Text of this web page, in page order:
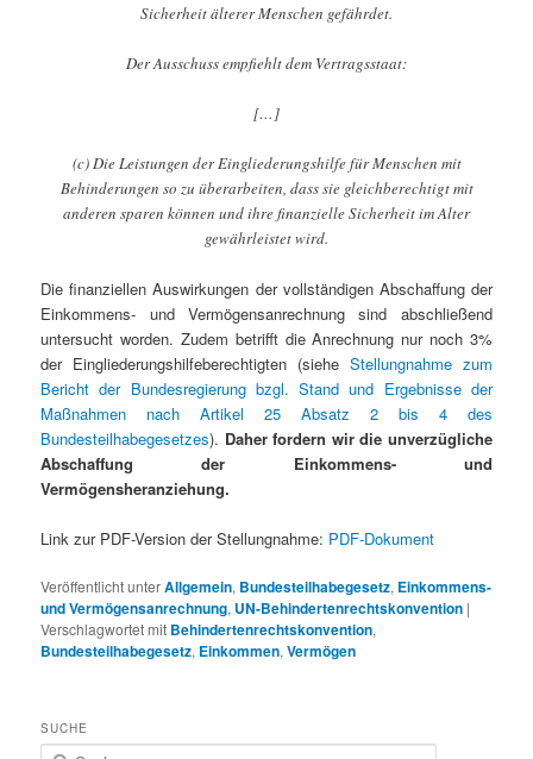
Sicherheit älterer Menschen gefährdet.
Der Ausschuss empfiehlt dem Vertragsstaat:
[…]
(c) Die Leistungen der Eingliederungshilfe für Menschen mit
Behinderungen so zu überarbeiten, dass sie gleichberechtigt mit
anderen sparen können und ihre finanzielle Sicherheit im Alter
gewährleistet wird.
Die finanziellen Auswirkungen der vollständigen Abschaffung der
Einkommens- und Vermögensanrechnung sind abschließend
untersucht worden. Zudem betrifft die Anrechnung nur noch 3%
der Eingliederungshilfeberechtigten (siehe Stellungnahme zum
Bericht der Bundesregierung bzgl. Stand und Ergebnisse der
Maßnahmen nach Artikel 25 Absatz 2 bis 4 des
Bundesteilhabegesetzes). Daher fordern wir die unverzügliche
Abschaffung der Einkommens- und
Vermögensheranziehung.
Link zur PDF-Version der Stellungnahme: PDF-Dokument
Veröffentlicht unterAllgemein, Bundesteilhabegesetz, Einkommens-
und Vermögensanrechnung, UN-Behindertenrechtskonvention |
Verschlagwortet mit Behindertenrechtskonvention,
Bundesteilhabegesetz, Einkommen,Vermögen
SUCHE